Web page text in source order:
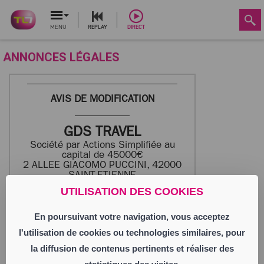
UTILISATION DES COOKIES
En poursuivant votre navigation, vous acceptez
l'utilisation de cookies ou technologies similaires, pour
la diffusion de contenus pertinents et réaliser des
MENU REPLAY DIRECT
ANNONCES LÉGALES
AVIS DE MODIFICATION
GDS TRAVEL
Société par Actions Simplifiée au
capital de 45000€
2 ALLEE GIACOMO PUCCINI, 42000
SAINT-ETIENNE
812 290 104 RCS SAINT-ETIENNE
Aux termes d’un procès-verbal des
décisions de l’Associé Unique en date du
01/06/2025, il résulte que :